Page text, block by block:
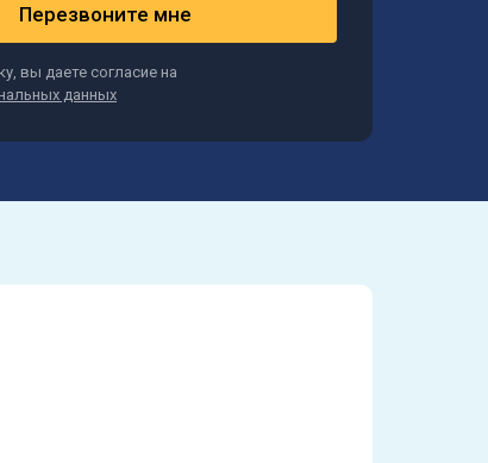
Перезвоните мне
вы даете согласие на
данных